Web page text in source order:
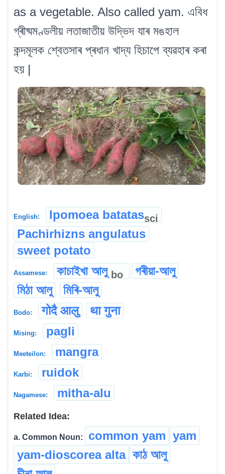
as a vegetable. Also called yam. এবিধ
গ্ৰীষ্মমণ্ডলীয় লতাজাতীয় উদ্ভিদ যাৰ মঙহাল
কন্দমূলক শ্বেতসাৰ প্ৰধান খাদ্য হিচাপে ব্যৱহাৰ কৰা
হয় |
English: Ipomoea batatassci
Pachirhizns angulatus
sweet potato
Assamese: কাচাইখা আলু bo
গৰীয়া-আলু
মিঠা আলু
মিৰি-আলু
Bodo: गोदै आलु था गुना
Mising: pagli
Meeteilon: mangra
Karbi: ruidok
Nagamese: mitha-alu
Related Idea:
a. Common Noun: common yam yam
yam-dioscorea alta কাঠ আলু